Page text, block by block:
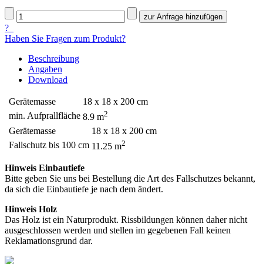
?
Haben Sie Fragen zum Produkt?
Beschreibung
Angaben
Download
Gerätemasse
18 x 18 x 200 cm
min. Aufprallfläche 8.9 m2
Gerätemasse
18 x 18 x 200 cm
Fallschutz bis 100 cm 11.25 m2
Hinweis Einbautiefe
Bitte geben Sie uns bei Bestellung die Art des Fallschutzes bekannt,
da sich die Einbautiefe je nach dem ändert.
Hinweis Holz
Das Holz ist ein Naturprodukt. Rissbildungen können daher nicht
ausgeschlossen werden und stellen im gegebenen Fall keinen
Reklamationsgrund dar.